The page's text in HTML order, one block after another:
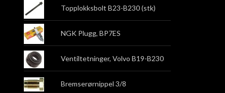
Topplokksbolt B23-B230 (stk)
NGK Plugg, BP7ES
Ventiltetninger, Volvo B19-B230
Bremserørnippel 3/8